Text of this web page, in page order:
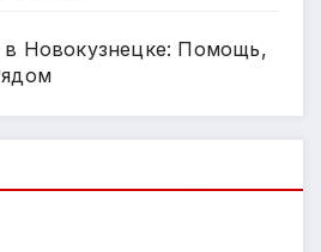
Новокузнецке: Помощь,